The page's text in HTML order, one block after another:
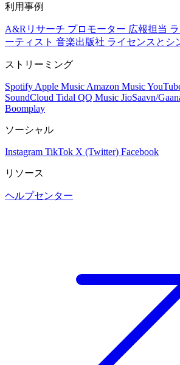
利用事例
A&Rリサーチ プロモーター 広報担当
ーティスト 音楽出版社 ライセンスとシ
ストリーミング
Spotify Apple Music Amazon Music
SoundCloud Tidal QQ Music JioSaavn/
Boomplay
ソーシャル
Instagram TikTok X (Twitter) Facebook
リソース
ヘルプセンター